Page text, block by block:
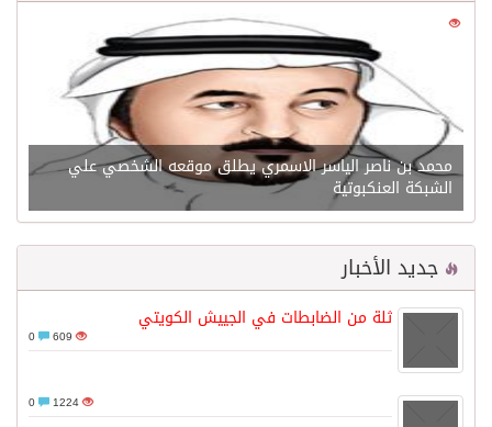
21590
محمد بن ناصر الياسر الاسمري يطلق موقعه الشخصي علي
الشبكة العنكبوتية
جديد الأخبار
ثلة من الضابطات في الجييش الكويتي
609
1224